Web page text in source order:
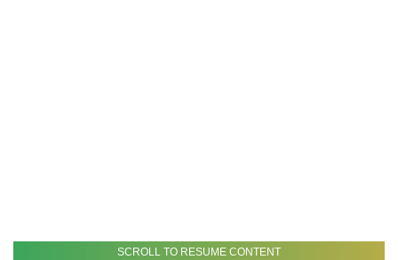
SCROLL TO RESUME CONTENT